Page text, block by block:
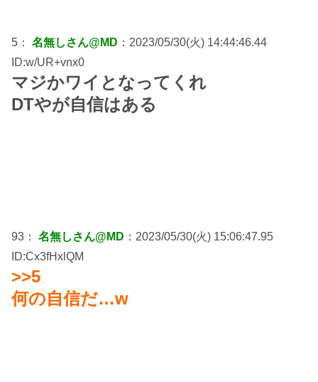
5： 名無しさん@MD ：2023/05/30(火) 14:44:46.44
ID:w/UR+vnx0
マジかワイとなってくれ
DTやが自信はある
93： 名無しさん@MD ：2023/05/30(火) 15:06:47.95
ID:Cx3fHxlQM
>>5
何の自信だ…w